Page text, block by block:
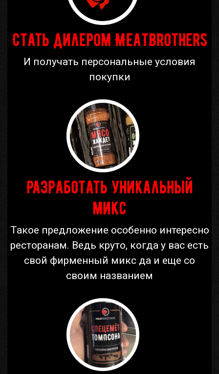
Стать дилером Meatbrothers
И получать персональные условия
покупки
Разработать уникальный
микс
Такое предложение особенно интересно
ресторанам. Ведь круто, когда у вас есть
свой фирменный микс да и еще со
своим названием